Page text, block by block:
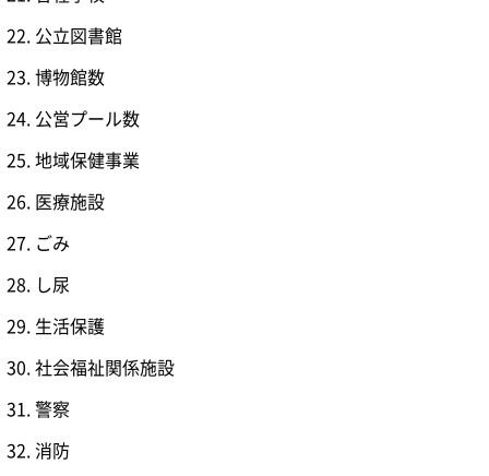
公立図書館
博物館数
公営プール数
地域保健事業
医療施設
ごみ
し尿
生活保護
社会福祉関係施設
警察
消防